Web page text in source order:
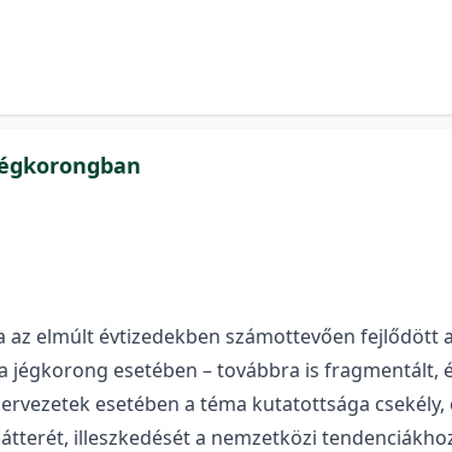
az elmúlt évtizedekben számottevően fejlődött
jégkorong esetében – továbbra is fragmentált,
esetében a téma kutatottsága csekély,
illeszkedését a nemzetközi